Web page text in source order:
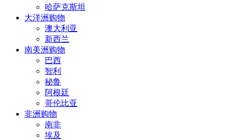
哈萨克斯坦
大洋洲购物
澳大利亚
新西兰
南美洲购物
巴西
智利
秘鲁
阿根廷
哥伦比亚
非洲购物
南非
埃及